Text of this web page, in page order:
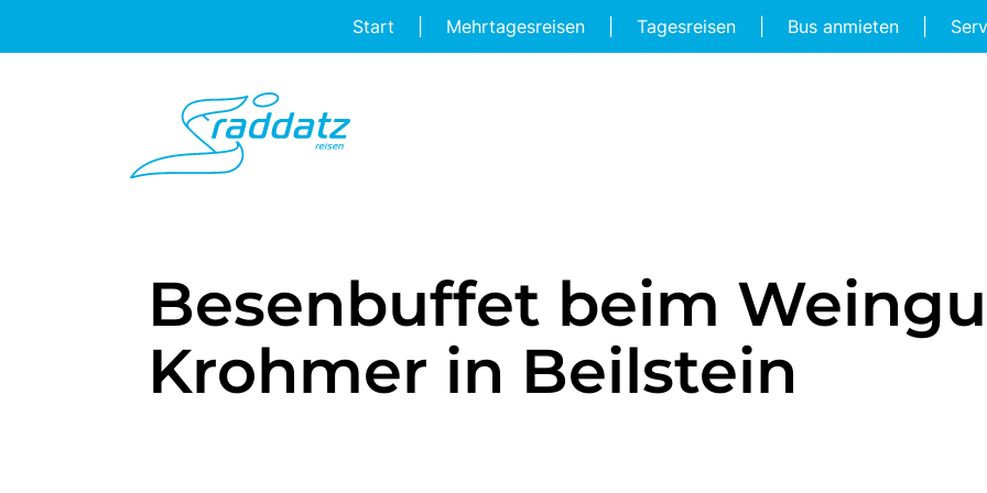
Start Mehrtagesreisen Tagesreisen Bus anmieten
Besenbuffet beim
Krohmer in Beilstein